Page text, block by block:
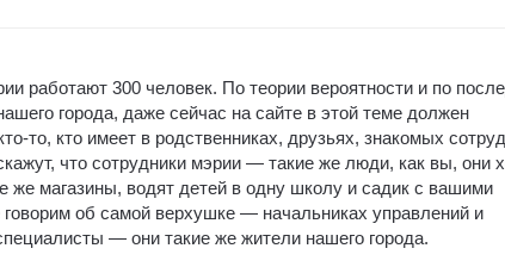
работают 300 человек. По теории вероятности и по
города, даже сейчас на сайте в этой теме должен
то, кто имеет в родственниках, друзьях, знакомых
что сотрудники мэрии — такие же люди, как вы, они
же магазины, водят детей в одну школу и садик с вашими
об самой верхушке — начальниках управлений и
— они такие же жители нашего города.